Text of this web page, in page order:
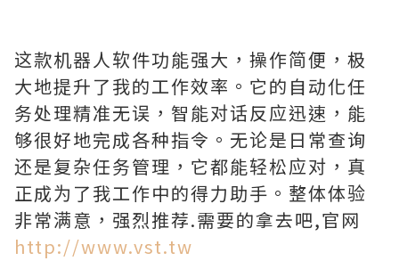
这款机器人软件功能强大，操作简便，极
大地提升了我的工作效率。它的自动化任
务处理精准无误，智能对话反应迅速，能
够很好地完成各种指令。无论是日常查询
还是复杂任务管理，它都能轻松应对，真
正成为了我工作中的得力助手。整体体验
非常满意，强烈推荐.需要的拿去吧,官网
http://www.vst.tw